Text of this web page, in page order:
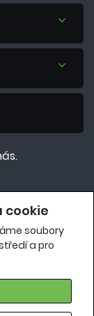
cookie
soubory
a pro